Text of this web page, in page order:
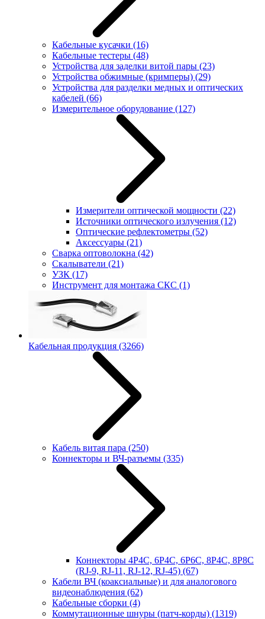
Кабельные кусачки (16)
Кабельные тестеры (48)
Устройства для заделки витой пары (23)
Устройства обжимные (кримперы) (29)
Устройства для разделки медных и оптических
кабелей (66)
Измерительное оборудование (127)
Измерители оптической мощности (22)
Источники оптического излучения (12)
Оптические рефлектометры (52)
Аксессуары (21)
Сварка оптоволокна (42)
Скалыватели (21)
УЗК (17)
Инструмент для монтажа СКС (1)
Кабельная продукция (3266)
Кабель витая пара (250)
Коннекторы и ВЧ-разъемы (335)
Коннекторы 4P4C, 6P4C, 6P6C, 8P4C, 8P8C
(RJ-9, RJ-11, RJ-12, RJ-45) (67)
Кабели ВЧ (коаксиальные) и для аналогового
видеонаблюдения (62)
Кабельные сборки (4)
Коммутационные шнуры (патч-корды) (1319)